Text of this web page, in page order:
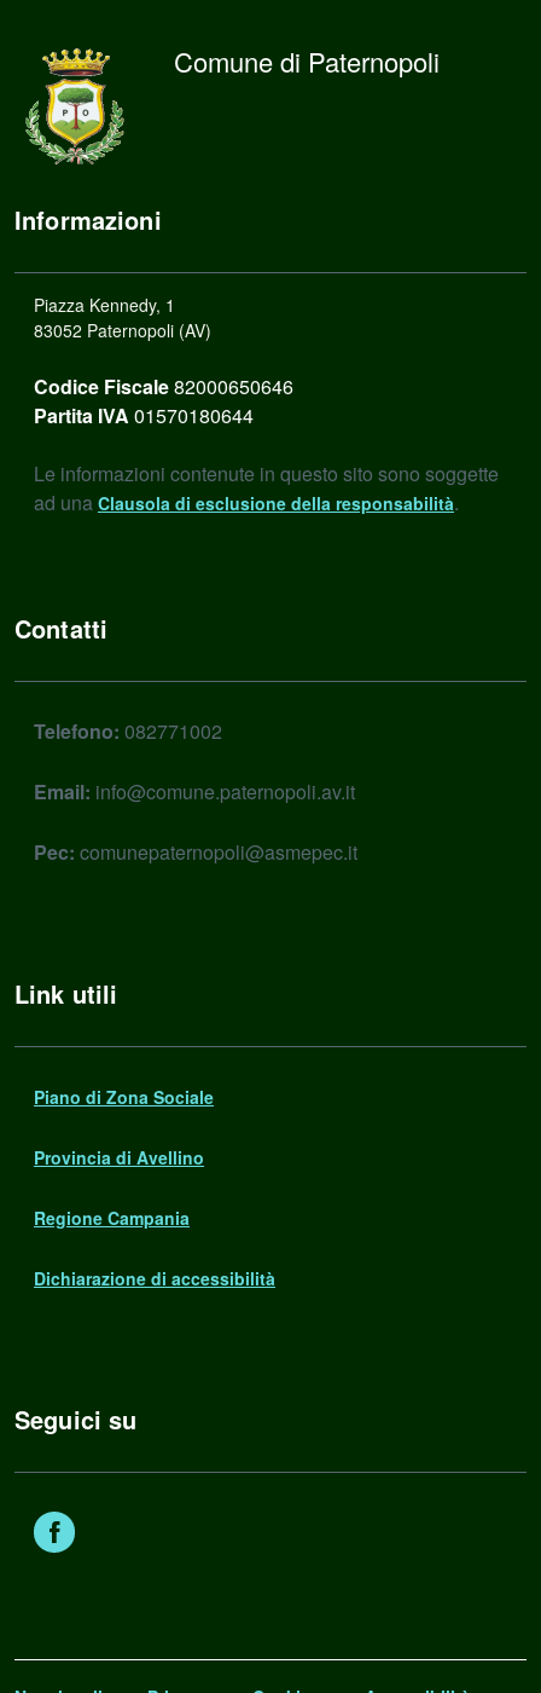
Comune di Paternopoli
Informazioni
Piazza Kennedy, 1
83052 Paternopoli (AV)
Codice Fiscale82000650646
Partita IVA 01570180644
Le informazioni contenute in questo sito sono soggette
ad una Clausola di esclusione della responsabilità.
Contatti
Telefono: 082771002
Email: info@comune.paternopoli.av.it
Pec: comunepaternopoli@asmepec.it
Link utili
Piano di Zona Sociale
Provincia di Avellino
Regione Campania
Dichiarazione di accessibilità
Seguici su